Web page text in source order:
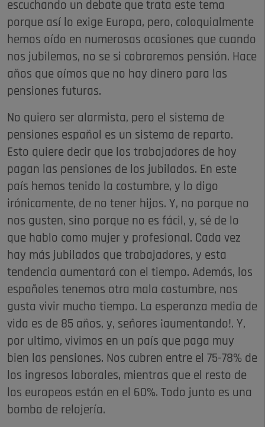
escuchando un debate que trata este tema
porque así lo exige Europa, pero, coloquialmente
hemos oído en numerosas ocasiones que cuando
nos jubilemos, no se si cobraremos pensión. Hace
años que oímos que no hay dinero para las
pensiones futuras.
No quiero ser alarmista, pero el sistema de
pensiones español es un sistema de reparto.
Esto quiere decir que los trabajadores de hoy
pagan las pensiones de los jubilados. En este
país hemos tenido la costumbre, y lo digo
irónicamente, de no tener hijos. Y, no porque no
nos gusten, sino porque no es fácil, y, sé de lo
que hablo como mujer y profesional. Cada vez
hay más jubilados que trabajadores, y esta
tendencia aumentará con el tiempo. Además, los
españoles tenemos otra mala costumbre, nos
gusta vivir mucho tiempo. La esperanza media de
vida es de 85 años, y, señores ¡aumentando!. Y,
por ultimo, vivimos en un país que paga muy
bien las pensiones. Nos cubren entre el 75-78% de
los ingresos laborales, mientras que el resto de
los europeos están en el 60%. Todo junto es una
bomba de relojería.